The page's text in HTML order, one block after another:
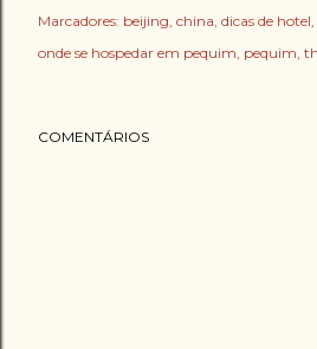
Marcadores: beijing china dicas de hotel
onde se hospedar em pequim pequim
COMENTÁRIOS